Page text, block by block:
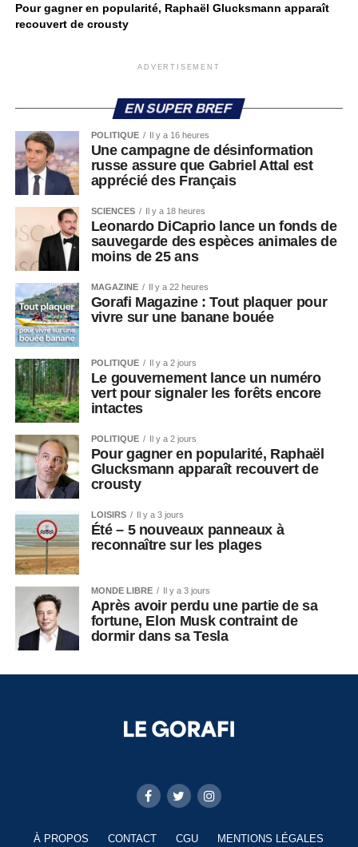
Pour gagner en popularité, Raphaël Glucksmann apparaît
recouvert de crousty
ADVERTISEMENT
EN SUPER BREF
POLITIQUE Il y a 16 heures
Une campagne de désinformation
russe assure que Gabriel Attal est
apprécié des Français
SCIENCES Il y a 18 heures
Leonardo DiCaprio lance un fonds de
sauvegarde des espèces animales de
moins de 25 ans
MAGAZINE Il y a 22 heures
Gorafi Magazine : Tout plaquer pour
vivre sur une banane bouée
POLITIQUE Il y a 2 jours
Le gouvernement lance un numéro
vert pour signaler les forêts encore
intactes
POLITIQUE Il y a 2 jours
Pour gagner en popularité, Raphaël
Glucksmann apparaît recouvert de
crousty
LOISIRS Il y a 3 jours
Été – 5 nouveaux panneaux à
reconnaître sur les plages
MONDE LIBRE Il y a 3 jours
Après avoir perdu une partie de sa
fortune, Elon Musk contraint de
dormir dans sa Tesla
À PROPOS CONTACT CGU MENTIONS LÉGALES